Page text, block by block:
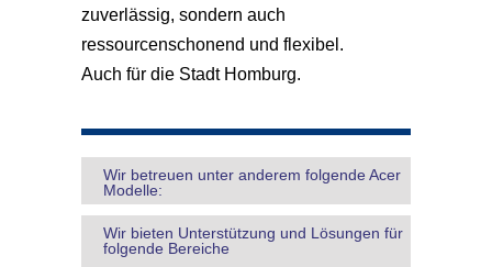
zuverlässig, sondern auch
ressourcenschonend und flexibel.
Auch für die Stadt Homburg.
Wir betreuen unter anderem folgende Acer
Modelle:
Wir bieten Unterstützung und Lösungen für
folgende Bereiche